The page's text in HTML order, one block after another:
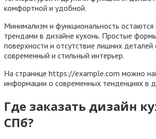
комфортной и удобной.
Минимализм и функциональность остаются
трендами в дизайне кухонь. Простые
поверхности и отсутствие лишних
современный и стильный интерьер.
На странице https://example.com можно
информации о современных тенденциях в
Где заказать дизайн
СПб?